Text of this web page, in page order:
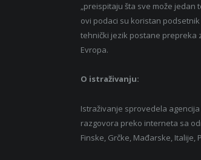
„preispitaju šta sve može jedan
ovi podaci su koristan
tehnički jezik postane prepreka
Evropa.
O istraživanju:
Istraživanje sprovedela
razgovora preko interneta sa
Finske, Grčke, Mađarske, Italije,